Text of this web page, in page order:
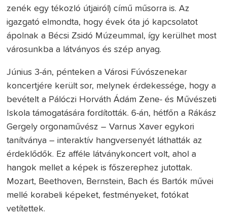
zenék egy tékozló útjairól) című műsorra is. Az
igazgató elmondta, hogy évek óta jó kapcsolatot
ápolnak a Bécsi Zsidó Múzeummal, így kerülhet most
városunkba a látványos és szép anyag.
Június 3-án, pénteken a Városi Fúvószenekar
koncertjére került sor, melynek érdekessége, hogy a
bevételt a Pálóczi Horváth Ádám Zene- és Művészeti
Iskola támogatására fordították. 6-án, hétfőn a Rákász
Gergely orgonaművész – Varnus Xaver egykori
tanítványa – interaktív hangversenyét láthatták az
érdeklődők. Ez afféle látványkoncert volt, ahol a
hangok mellet a képek is főszerephez jutottak.
Mozart, Beethoven, Bernstein, Bach és Bartók művei
mellé korabeli képeket, festményeket, fotókat
vetítettek.